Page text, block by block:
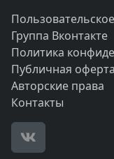
Группа Вконтакте
Политика
Публичная оферта
Авторские права
Контакты